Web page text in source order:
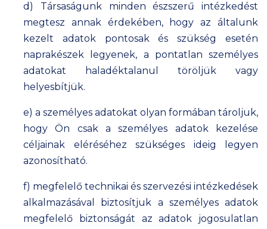
d) Társaságunk minden észszerű intézkedést
megtesz annak érdekében, hogy az általunk
kezelt adatok pontosak és szükség esetén
naprakészek legyenek, a pontatlan személyes
adatokat haladéktalanul töröljük vagy
helyesbítjük.
e) a személyes adatokat olyan formában tároljuk,
hogy Ön csak a személyes adatok kezelése
céljainak eléréséhez szükséges ideig legyen
azonosítható.
f) megfelelő technikai és szervezési intézkedések
alkalmazásával biztosítjuk a személyes adatok
megfelelő biztonságát az adatok jogosulatlan